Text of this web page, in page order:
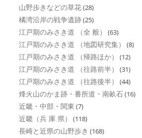
山野歩きなどの草花(28)
橘湾沿岸の戦争遺跡(25)
江戸期のみさき道 （全 般） (63)
江戸期のみさき道 （地図研究集） (8)
江戸期のみさき道 （帰路ほか） (12)
江戸期のみさき道 （往路前半） (31)
江戸期のみさき道 （往路後半） (44)
烽火山のかま跡・番所道・南畝石(16)
近畿・中部・関東 (7)
近畿（兵 庫 県） (118)
長崎と近県の山野歩き (168)